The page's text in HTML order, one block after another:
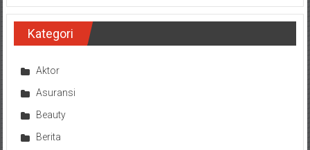
Kategori
Aktor
Asuransi
Beauty
Berita